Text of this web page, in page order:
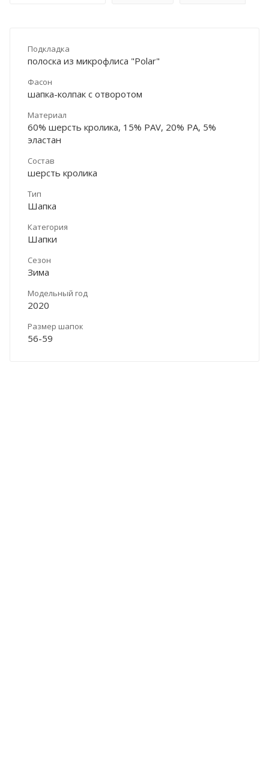
Подкладка
полоска из микрофлиса "Polar"
Фасон
шапка-колпак с отворотом
Материал
60% шерсть кролика, 15% PAV, 20% PA, 5%
эластан
Состав
шерсть кролика
Тип
Шапка
Категория
Шапки
Сезон
Зима
Модельный год
2020
Размер шапок
56-59